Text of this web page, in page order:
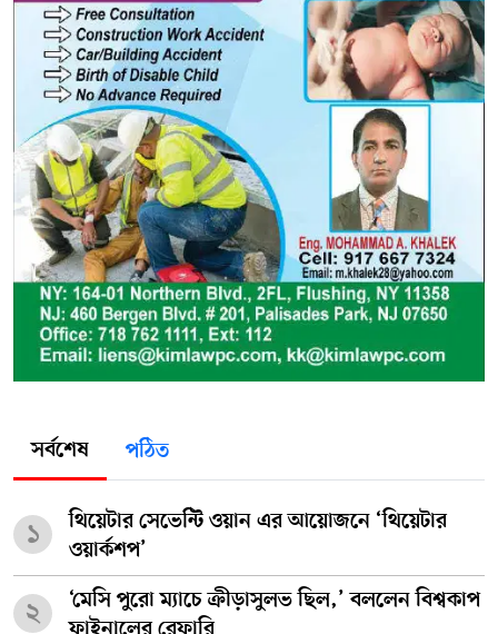
সর্বশেষ পঠিত
১
থিয়েটার সেভেন্টি ওয়ান এর আয়োজনে ‘থিয়েটার
ওয়ার্কশপ’
২
‘মেসি পুরো ম্যাচে ক্রীড়াসুলভ ছিল,’ বললেন বিশ্বকাপ